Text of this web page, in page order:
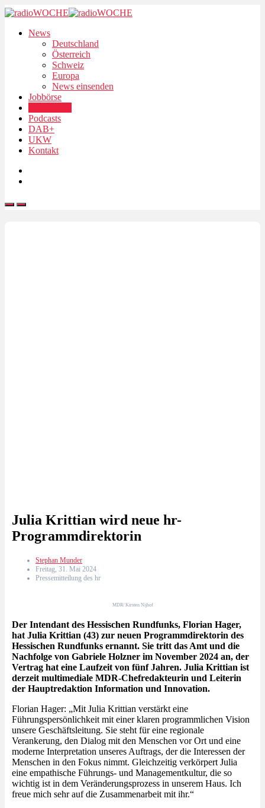
News
Deutschland
Österreich
Schweiz
Europa
News einsenden
Jobbörse
Podcasts
DAB+
UKW
Kontakt
Julia Krittian wird neue hr-
Programmdirektorin
Stephan Munder
Freitag, 31. Mai 2024
Pressemitteilung des hr
MDR/ Kirsten Nijhof
Der Intendant des Hessischen Rundfunks, Florian Hager,
hat Julia Krittian (43) zur neuen Programmdirektorin des
Hessischen Rundfunks ernannt. Sie tritt das Amt und die
Nachfolge von Gabriele Holzner im November 2024 an, der
Vertrag hat eine Laufzeit von fünf Jahren. Julia Krittian ist
derzeit multimediale MDR-Chefredakteurin und Leiterin
der Hauptredaktion Information und Innovation.
Florian Hager: „Mit Julia Krittian verstärkt eine
Führungspersönlichkeit mit einer klaren programmlichen Vision
unsere Geschäftsleitung. Sie steht für eine regionale
Verankerung, den Dialog mit den Menschen vor Ort und eine
moderne Interpretation unseres Auftrags, der die Interessen der
Menschen in den Fokus nimmt. Gleichzeitig verkörpert Julia
eine empathische Führungs- und Managementkultur, die so
wichtig ist in dem Veränderungsprozess in unserem Haus. Ich
freue mich sehr auf die Zusammenarbeit mit ihr.“